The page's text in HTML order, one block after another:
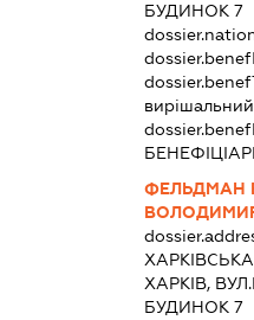
БУДИНОК 7
ФЕЛЬДМАН
ХАРКІВ,
БУДИНОК 7